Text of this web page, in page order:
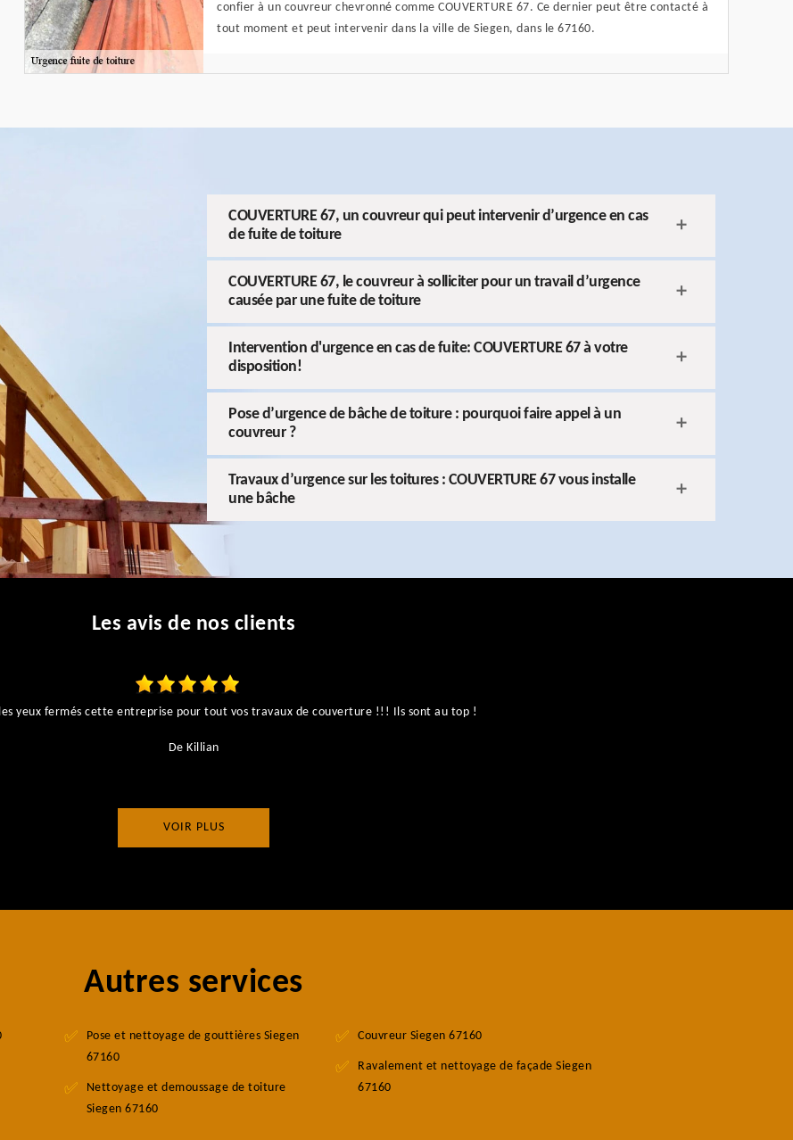
confier à un couvreur chevronné comme COUVERTURE 67. Ce dernier peut être contacté à
tout moment et peut intervenir dans la ville de Siegen, dans le 67160.
COUVERTURE 67, un couvreur qui peut intervenir d’urgence en cas
de fuite de toiture
COUVERTURE 67, le couvreur à solliciter pour un travail d’urgence
causée par une fuite de toiture
Intervention d'urgence en cas de fuite: COUVERTURE 67 à votre
disposition!
Pose d’urgence de bâche de toiture : pourquoi faire appel à un
couvreur ?
Travaux d’urgence sur les toitures : COUVERTURE 67 vous installe
une bâche
Les avis de nos clients
yeux fermés cette entreprise pour tout vos travaux de couverture !!! Ils sont au top !
De Killian
VOIR PLUS
Autres services
Pose et nettoyage de gouttières Siegen
67160
Nettoyage et demoussage de toiture
Siegen 67160
Couvreur Siegen 67160
Ravalement et nettoyage de façade Siegen
67160